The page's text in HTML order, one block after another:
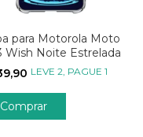
para Motorola Moto
Wish Noite Estrelada
LEVE 2, PAGUE 1
Comprar